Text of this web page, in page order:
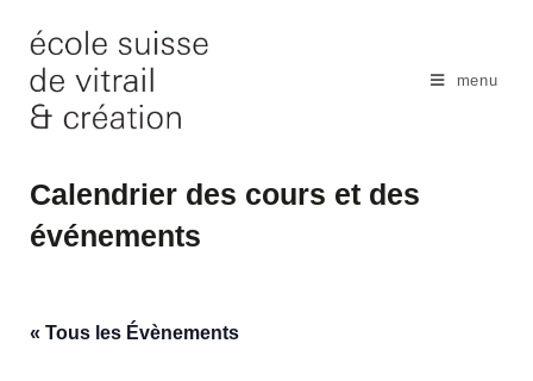
content
menu
Calendrier des cours et des
événements
« Tous les Évènements